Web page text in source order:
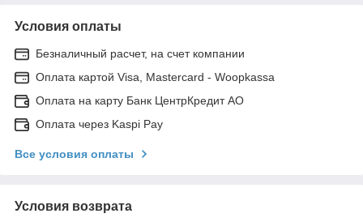
Условия оплаты
Безналичный расчет, на счет компании
Оплата картой Visa, Mastercard - Woopkassa
Оплата на карту Банк ЦентрКредит АО
Оплата через Kaspi Pay
Все условия оплаты
Условия возврата